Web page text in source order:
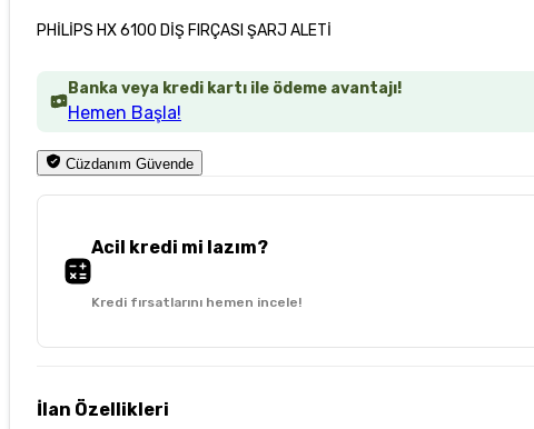
PHİLİPS HX 6100 DİŞ FIRÇASI ŞARJ ALETİ
Banka veya kredi kartı ile ödeme avantajı!
Hemen Başla!
Cüzdanım Güvende
Acil kredi mi lazım?
Kredi fırsatlarını hemen incele!
İlan Özellikleri